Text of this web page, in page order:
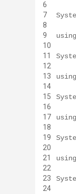
6
7
8
9
10
11
12
13
14
15
16
17
18
19
20
21
22
23
24
using
using
using
using